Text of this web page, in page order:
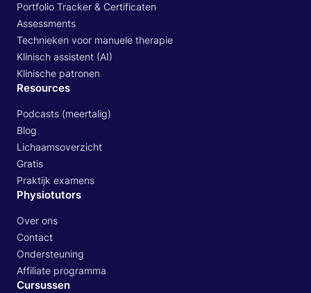
Portfolio Tracker & Certificaten
Assessments
Technieken voor manuele therapie
Klinisch assistent (AI)
Klinische patronen
Resources
Podcasts (meertalig)
Blog
Lichaamsoverzicht
Gratis
Praktijk examens
Physiotutors
Over ons
Contact
Ondersteuning
Affiliate programma
Cursussen